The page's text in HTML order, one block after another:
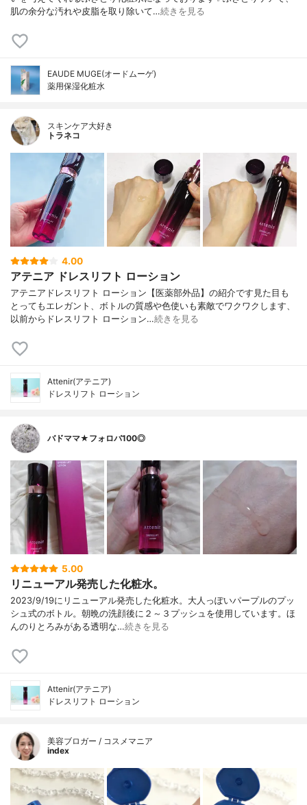
肌の余分な汚れや皮脂を取り除いて…続きを見る
EAUDE MUGE(オードムーゲ)
薬用保湿化粧水
スキンケア大好き
トラネコ
4.00
アテニア ドレスリフト ローション
アテニアドレスリフト ローション【医薬部外品】の紹介です見た目も
とってもエレガント、ボトルの質感や色使いも素敵でワクワクします、
以前からドレスリフト ローション…続きを見る
Attenir(アテニア)
ドレスリフト ローション
バドママ★フォロバ100◎
5.00
リニューアル発売した化粧水。
2023/9/19にリニューアル発売した化粧水。大人っぽいパープルのプッ
シュ式のボトル。朝晩の洗顔後に２～３プッシュを使用しています。ほ
んのりとろみがある透明な…続きを見る
Attenir(アテニア)
ドレスリフト ローション
美容ブロガー / コスメマニア
index